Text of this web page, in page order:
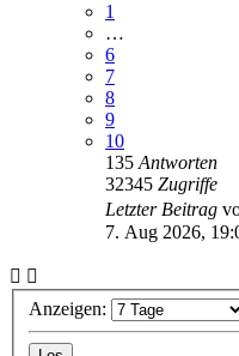
1
…
6
7
8
9
10
135Antworten
32345 Zugriffe
Letzter Beitrag
7. Aug 2026,
Anzeigen: